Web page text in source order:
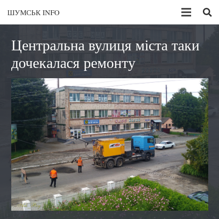
ШУМСЬК INFO
Центральна вулиця міста таки
дочекалася ремонту